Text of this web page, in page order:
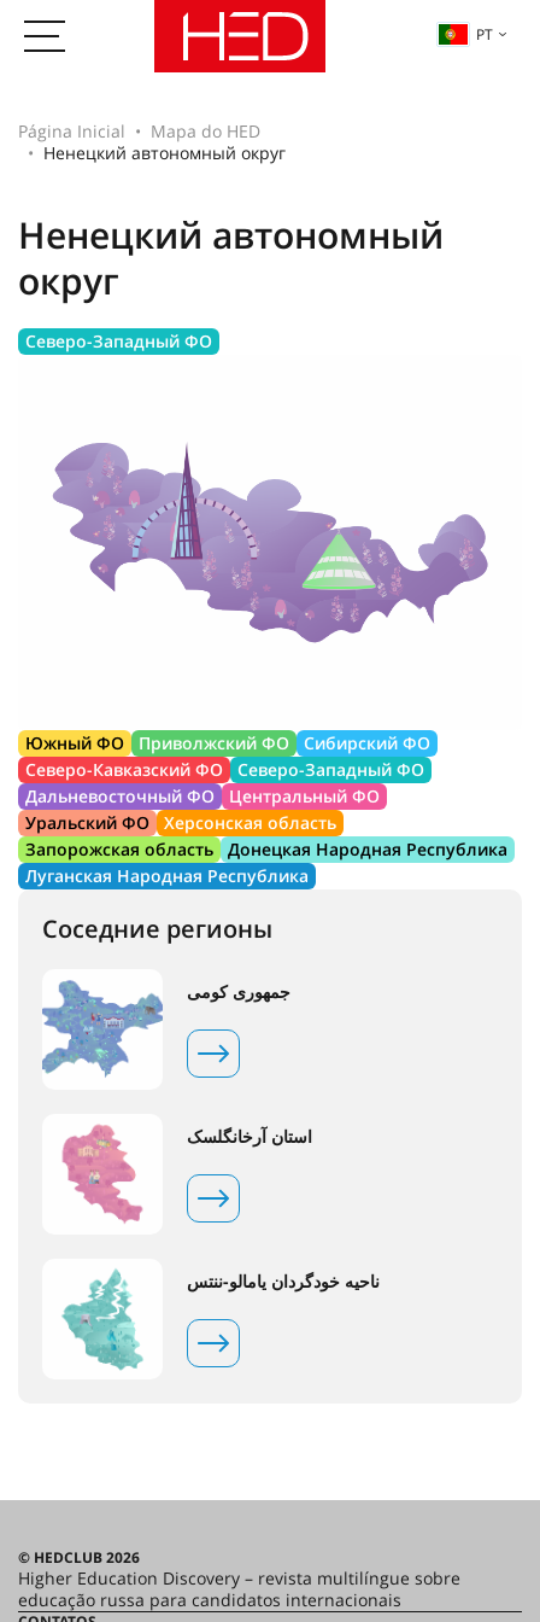
PT
Página Inicial
Mapa do HED
Ненецкий автономный округ
Ненецкий автономный
округ
Северо-Западный ФО
Южный ФО Приволжский ФО
Сибирский ФО
Северо-Кавказский ФО
Северо-Западный ФО
Дальневосточный ФО
Центральный ФО
Уральский ФО
Херсонская область
Запорожская область
Донецкая Народная Республика
Луганская Народная Республика
Соседние регионы
جمهوری کومی
استان آرخانگلسک
ناحیه خودگردان یامالو-ننتس
© HEDCLUB 2026
Higher Education Discovery – revista multilíngue sobre
educação russa para candidatos internacionais